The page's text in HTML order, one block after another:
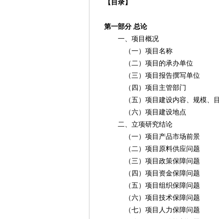
【目录】
第一部分 总论
一、项目概况
（一）项目名称
（二）项目的承办单位
（三）项目报告撰写单位
（四）项目主管部门
（五）项目建设内容、规模、
（六）项目建设地点
二、立项研究结论
（一）项目产品市场前景
（二）项目原料供应问题
（三）项目政策保障问题
（四）项目资金保障问题
（五）项目组织保障问题
（六）项目技术保障问题
（七）项目人力保障问题